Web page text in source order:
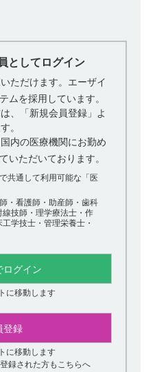
重を6kgとした場合のRID
生への影響、または母親に
間（血漿中濃度は1／32）
したと考えられます。（引
ムには以下の記載がありま
infant dose：RID）
指標の1種である。
薬剤の用量と、その薬剤の
、乳児の薬剤摂取量（体重
重当たり）の何％に相当す
程度摂取されるかについて
と母乳に関する論文で広く
乳期の母親への投薬に関す
and Mothers'
ではおおむね安全であると
子添文 2024年12月（第3
する注意 9.6 授乳婦
としてログイン
ただけます。エーザイ
ムを採用しています。
、「新規会員登録」よ
。
内の医療機関にお勤め
いただいております。
共通して利用可能な「医
・看護師・助産師・歯科
技師・理学療法士・作
学技士・管理栄養士・
ログイン
に移動します
登録
に移動します
録された方もこちらへ